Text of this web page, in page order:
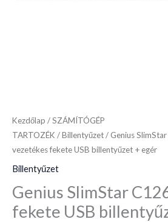
Kezdőlap /SZÁMÍTÓGÉP
TARTOZÉK /Billentyűzet/ Genius
vezetékes fekete USB billentyűzet + egér
Billentyűzet
Genius SlimStar
fekete USB
mennyiség